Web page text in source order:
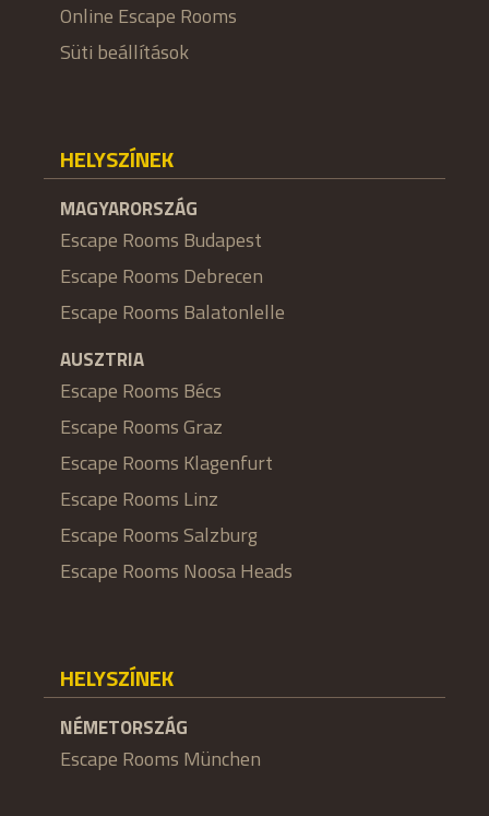
Online Escape Rooms
Süti beállítások
HELYSZÍNEK
MAGYARORSZÁG
Escape Rooms Budapest
Escape Rooms Debrecen
Escape Rooms Balatonlelle
AUSZTRIA
Escape Rooms Bécs
Escape Rooms Graz
Escape Rooms Klagenfurt
Escape Rooms Linz
Escape Rooms Salzburg
Escape Rooms Noosa Heads
HELYSZÍNEK
NÉMETORSZÁG
Escape Rooms München